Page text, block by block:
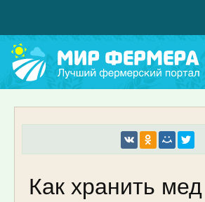
Как хранить мед